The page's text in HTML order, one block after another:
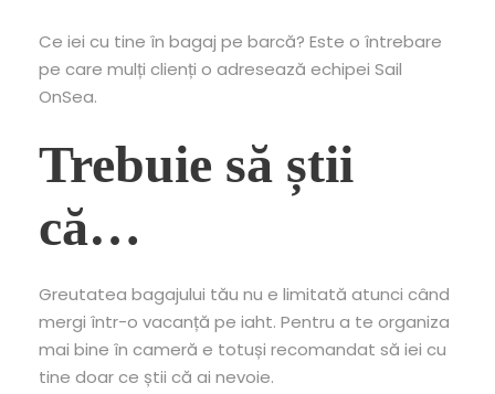
Ce iei cu tine în bagaj pe barcă? Este o întrebare
pe care mulți clienți o adresează echipei Sail
OnSea.
Trebuie să știi
că…
Greutatea bagajului tău nu e limitată atunci când
mergi într-o vacanță pe iaht. Pentru a te organiza
mai bine în cameră e totuși recomandat să iei cu
tine doar ce știi că ai nevoie.